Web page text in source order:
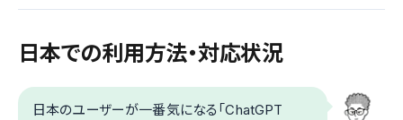
日本での利用方法・対応状況
日本のユーザーが一番気になる「ChatGPT